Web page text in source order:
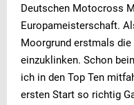
Deutschen Motocross
Europameisterschaft.
Moorgrund erstmals
einzuklinken. Schon
ich in den Top Ten
ersten Start so richtig